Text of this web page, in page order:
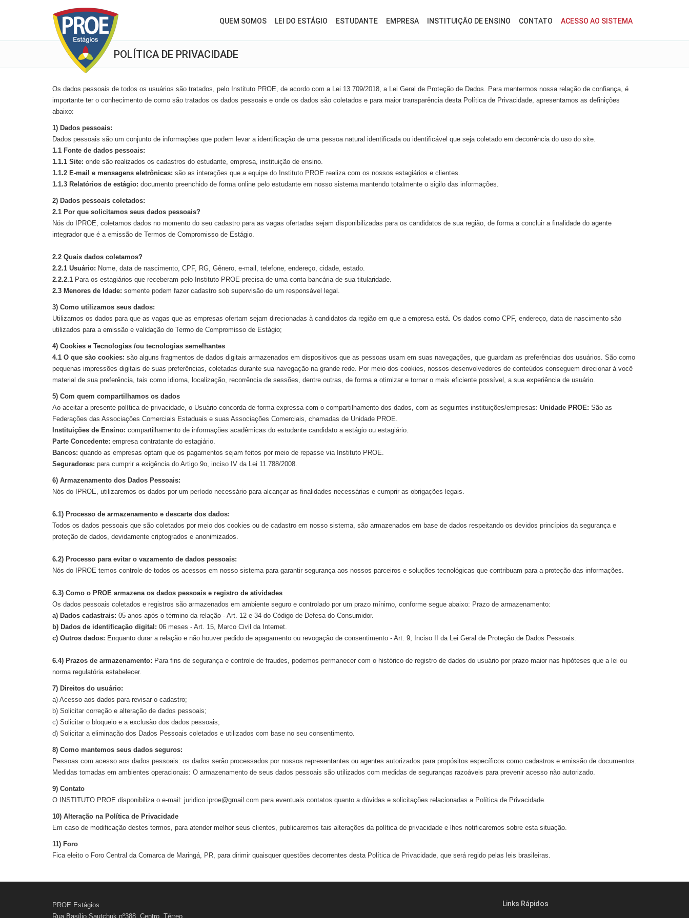
QUEM SOMOS LEI DO ESTÁGIO ESTUDANTE EMPRESA INSTITUIÇÃO DE ENSINO CONTATO ACESSO AO SISTEMA
POLÍTICA DE PRIVACIDADE
Os dados pessoais de todos os usuários são tratados, pelo Instituto PROE, de acordo com a Lei 13.709/2018, a Lei Geral de Proteção de Dados. Para mantermos nossa relação de confiança, é
importante ter o conhecimento de como são tratados os dados pessoais e onde os dados são coletados e para maior transparência desta Política de Privacidade, apresentamos as definições
abaixo:
1) Dados pessoais:
Dados pessoais são um conjunto de informações que podem levar a identificação de uma pessoa natural identificada ou identificável que seja coletado em decorrência do uso do site.
1.1 Fonte de dados pessoais:
1.1.1 Site: onde são realizados os cadastros do estudante, empresa, instituição de ensino.
1.1.2 E-mail e mensagens eletrônicas: são as interações que a equipe do Instituto PROE realiza com os nossos estagiários e clientes.
1.1.3 Relatórios de estágio: documento preenchido de forma online pelo estudante em nosso sistema mantendo totalmente o sigilo das informações.
2) Dados pessoais coletados:
2.1 Por que solicitamos seus dados pessoais?
Nós do IPROE, coletamos dados no momento do seu cadastro para as vagas ofertadas sejam disponibilizadas para os candidatos de sua região, de forma a concluir a finalidade do agente
integrador que é a emissão de Termos de Compromisso de Estágio.
2.2 Quais dados coletamos?
2.2.1 Usuário: Nome, data de nascimento, CPF, RG, Gênero, e-mail, telefone, endereço, cidade, estado.
2.2.2.1 Para os estagiários que receberam pelo Instituto PROE precisa de uma conta bancária de sua titularidade.
2.3 Menores de Idade: somente podem fazer cadastro sob supervisão de um responsável legal.
3) Como utilizamos seus dados:
Utilizamos os dados para que as vagas que as empresas ofertam sejam direcionadas à candidatos da região em que a empresa está. Os dados como CPF, endereço, data de nascimento são
utilizados para a emissão e validação do Termo de Compromisso de Estágio;
4) Cookies e Tecnologias /ou tecnologias semelhantes
4.1 O que são cookies: são alguns fragmentos de dados digitais armazenados em dispositivos que as pessoas usam em suas navegações, que guardam as preferências dos usuários. São como
pequenas impressões digitais de suas preferências, coletadas durante sua navegação na grande rede. Por meio dos cookies, nossos desenvolvedores de conteúdos conseguem direcionar à você
material de sua preferência, tais como idioma, localização, recorrência de sessões, dentre outras, de forma a otimizar e tornar o mais eficiente possível, a sua experiência de usuário.
5) Com quem compartilhamos os dados
Ao aceitar a presente política de privacidade, o Usuário concorda de forma expressa com o compartilhamento dos dados, com as seguintes instituições/empresas: Unidade PROE: São as
Federações das Associações Comerciais Estaduais e suas Associações Comerciais, chamadas de Unidade PROE.
Instituições de Ensino: compartilhamento de informações acadêmicas do estudante candidato a estágio ou estagiário.
Parte Concedente: empresa contratante do estagiário.
Bancos: quando as empresas optam que os pagamentos sejam feitos por meio de repasse via Instituto PROE.
Seguradoras: para cumprir a exigência do Artigo 9o, inciso IV da Lei 11.788/2008.
6) Armazenamento dos Dados Pessoais:
Nós do IPROE, utilizaremos os dados por um período necessário para alcançar as finalidades necessárias e cumprir as obrigações legais.
6.1) Processo de armazenamento e descarte dos dados:
Todos os dados pessoais que são coletados por meio dos cookies ou de cadastro em nosso sistema, são armazenados em base de dados respeitando os devidos princípios da segurança e
proteção de dados, devidamente criptogrados e anonimizados.
6.2) Processo para evitar o vazamento de dados pessoais:
Nós do IPROE temos controle de todos os acessos em nosso sistema para garantir segurança aos nossos parceiros e soluções tecnológicas que contribuam para a proteção das informações.
6.3) Como o PROE armazena os dados pessoais e registro de atividades
Os dados pessoais coletados e registros são armazenados em ambiente seguro e controlado por um prazo mínimo, conforme segue abaixo: Prazo de armazenamento:
a) Dados cadastrais: 05 anos após o término da relação - Art. 12 e 34 do Código de Defesa do Consumidor.
b) Dados de identificação digital: 06 meses - Art. 15, Marco Civil da Internet.
c) Outros dados: Enquanto durar a relação e não houver pedido de apagamento ou revogação de consentimento - Art. 9, Inciso II da Lei Geral de Proteção de Dados Pessoais.
6.4) Prazos de armazenamento: Para fins de segurança e controle de fraudes, podemos permanecer com o histórico de registro de dados do usuário por prazo maior nas hipóteses que a lei ou
norma regulatória estabelecer.
7) Direitos do usuário:
a) Acesso aos dados para revisar o cadastro;
b) Solicitar correção e alteração de dados pessoais;
c) Solicitar o bloqueio e a exclusão dos dados pessoais;
d) Solicitar a eliminação dos Dados Pessoais coletados e utilizados com base no seu consentimento.
8) Como mantemos seus dados seguros:
Pessoas com acesso aos dados pessoais: os dados serão processados por nossos representantes ou agentes autorizados para propósitos específicos como cadastros e emissão de documentos.
Medidas tomadas em ambientes operacionais: O armazenamento de seus dados pessoais são utilizados com medidas de seguranças razoáveis para prevenir acesso não autorizado.
9) Contato
O INSTITUTO PROE disponibiliza o e-mail: juridico.iproe@gmail.com para eventuais contatos quanto a dúvidas e solicitações relacionadas a Política de Privacidade.
10) Alteração na Política de Privacidade
Em caso de modificação destes termos, para atender melhor seus clientes, publicaremos tais alterações da política de privacidade e lhes notificaremos sobre esta situação.
11) Foro
Fica eleito o Foro Central da Comarca de Maringá, PR, para dirimir quaisquer questões decorrentes desta Política de Privacidade, que será regido pelas leis brasileiras.
PROE Estágios
Rua Basílio Sautchuk nº388, Centro, Térreo
Links Rápidos